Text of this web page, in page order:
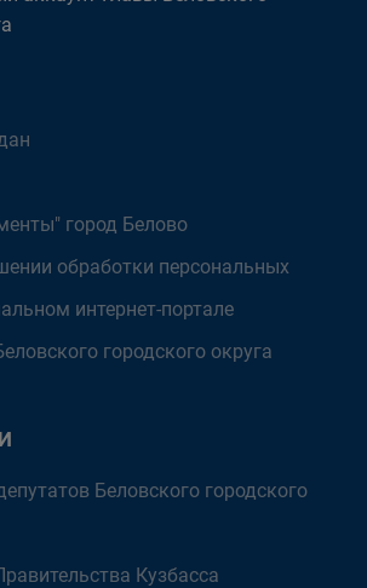
город Белово
обработки персональных
интернет-портале
городского округа
Беловского городского
Кузбасса